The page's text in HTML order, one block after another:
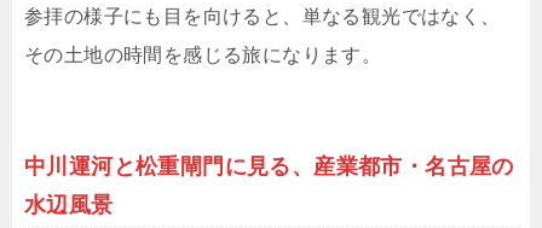
参拝の様子にも目を向けると、単なる観光ではなく、
その土地の時間を感じる旅になります。
中川運河と松重閘門に見る、産業都市・名古屋の
水辺風景